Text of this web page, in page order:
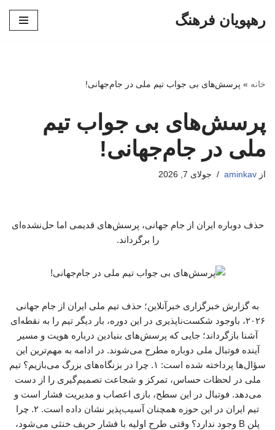
رهپویان فرهنگ
خانه » پرسش‌های بی جواب تیم ملی در جام‌جهانی!
پرسش‌های بی جواب تیم
ملی در جام‌جهانی!
از aminkav جولای 7, 2026
حذف دوباره ایران از جام جهانی، پرسش‌های قدیمی اما حل‌نشده‌ای
را برگرداند.
به گزارش خبرگزاری خبرآنلاین؛ حذف تیم ملی ایران از جام جهانی
۲۰۲۶، باوجود شکست‌ناپذیری در این دوره، بار دیگر تیم را به نقطه‌ای
آشنا بازگرداند؛ جایی که پرسش‌های بنیادین درباره هویت و مسیر
آینده فوتبال ملی دوباره مطرح می‌شوند. در ادامه به مهم‌ترین این
سؤال‌ها پرداخته شده است: ۱. چرا در بزنگاه‌های بزرگ می‌بازیم؟ تیم
ملی در لحظات حساس، تمرکز و شجاعت تصمیم‌گیری را از دست
می‌دهد. فوتبال در این سطح، بازی اعصاب و مدیریت فشار است و
تیم ایران در این حوزه همچنان آسیب‌پذیر نشان داده است. ۲. چرا
پلن B وجود ندارد؟ وقتی طرح اولیه با فشار حریف خنثی می‌شود،